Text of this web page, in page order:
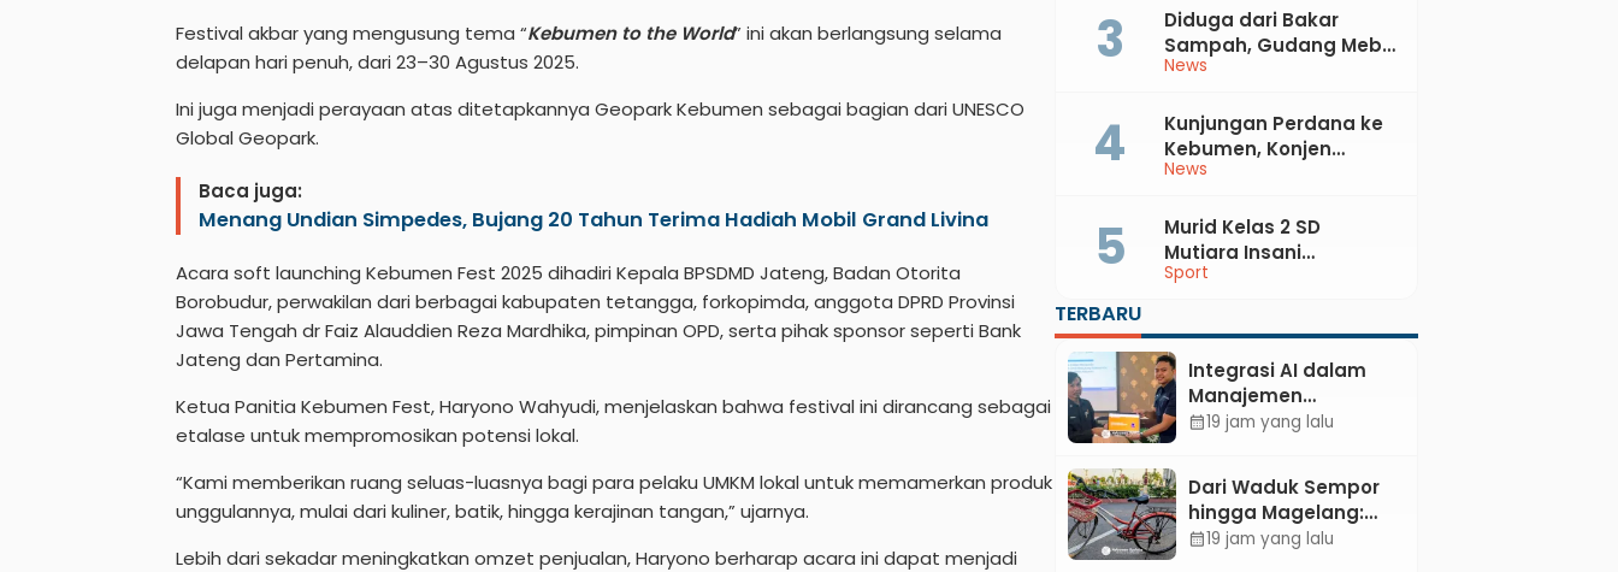
Festival akbar yang mengusung tema “Kebumen to the World” ini akan berlangsung selama
delapan hari penuh, dari 23–30 Agustus 2025.
Ini juga menjadi perayaan atas ditetapkannya Geopark Kebumen sebagai bagian dari UNESCO
Global Geopark.
Baca juga:
Menang Undian Simpedes, Bujang 20 Tahun Terima Hadiah Mobil Grand Livina
Acara soft launching Kebumen Fest 2025 dihadiri Kepala BPSDMD Jateng, Badan Otorita
Borobudur, perwakilan dari berbagai kabupaten tetangga, forkopimda, anggota DPRD Provinsi
Jawa Tengah dr Faiz Alauddien Reza Mardhika, pimpinan OPD, serta pihak sponsor seperti Bank
Jateng dan Pertamina.
Ketua Panitia Kebumen Fest, Haryono Wahyudi, menjelaskan bahwa festival ini dirancang sebagai
etalase untuk mempromosikan potensi lokal.
“Kami memberikan ruang seluas-luasnya bagi para pelaku UMKM lokal untuk memamerkan produk
unggulannya, mulai dari kuliner, batik, hingga kerajinan tangan,” ujarnya.
Lebih dari sekadar meningkatkan omzet penjualan, Haryono berharap acara ini dapat menjadi
News
Diduga dari Bakar
Sampah, Gudang Mebel
di Petanahan Hangus
News
Kunjungan Perdana ke
Kebumen, Konjen
Australia Temui Bupati
Sport
Murid Kelas 2 SD
Mutiara Insani
Muhammadiyah
dan Perak di Kejurda
Tapak Suci Kebumen
2026
TERBARU
Integrasi AI dalam
Manajemen
Pendayagunaan ZIS
Unggulan Lazismu
Kebumen
calendar_month19 jam yang lalu
Dari Waduk Sempor
hingga Magelang:
Mengayuh Kembali
calendar_month19 jam yang lalu